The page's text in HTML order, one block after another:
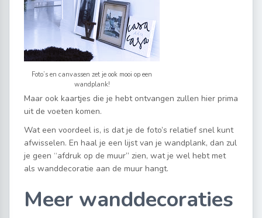
Foto’s en canvassen zet je ook mooi op een
wandplank!
Maar ook kaartjes die je hebt ontvangen zullen hier prima
uit de voeten komen.
Wat een voordeel is, is dat je de foto’s relatief snel kunt
afwisselen. En haal je een lijst van je wandplank, dan zul
je geen “afdruk op de muur” zien, wat je wel hebt met
als wanddecoratie aan de muur hangt.
Meer wanddecoraties